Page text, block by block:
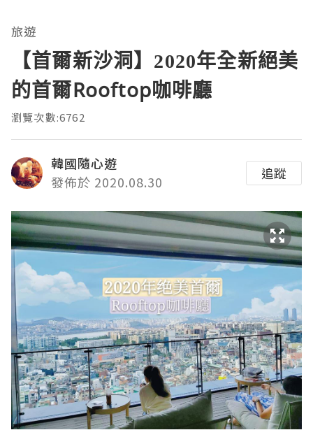
旅遊
【首爾新沙洞】2020年全新絕美
的首爾Rooftop咖啡廳
瀏覽次數:6762
韓國隨心遊
發佈於 2020.08.30
追蹤